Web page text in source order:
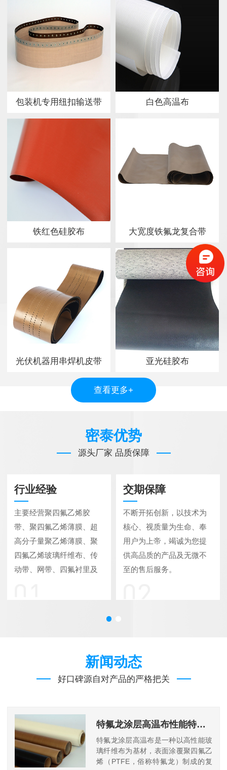
包装机专用纽扣输送带 白色高温布
铁红色硅胶布 大宽度铁氟龙复合带
光伏机器用串焊机皮带 亚光硅胶布
查看更多+
密泰优势
源头厂家 品质保障
行业经验
主要经营聚四氟乙烯胶
带、聚四氟乙烯薄膜、超
高分子量聚乙烯薄膜、聚
四氟乙烯玻璃纤维布、传
动带、网带、四氟衬里及
交期保障
不断开拓创新，以技术为
核心、视质量为生命、奉
用户为上帝，竭诚为您提
供高品质的产品及无微不
至的售后服务。
新闻动态
好口碑源自对产品的严格把关
特氟龙涂层高温布性能特点及应用优势
特氟龙涂层高温布是一种以高性能玻
璃纤维布为基材，表面涂覆聚四氟乙
烯（PTFE，俗称特氟龙）制成的复